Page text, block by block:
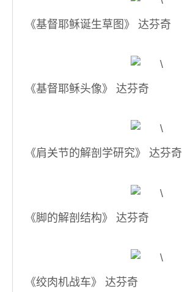
《基督耶稣诞生草图》 达芬奇
《基督耶稣头像》 达芬奇
《肩关节的解剖学研究》 达芬奇
《脚的解剖结构》 达芬奇
《绞肉机战车》 达芬奇